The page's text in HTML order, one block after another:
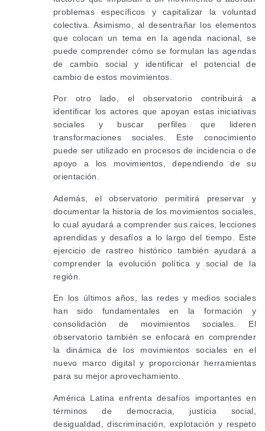
problemas específicos y capitalizar la voluntad
colectiva. Asimismo, al desentrañar los elementos
que colocan un tema en la agenda nacional, se
puede comprender cómo se formulan las agendas
de cambio social y identificar el potencial de
cambio de estos movimientos.
Por otro lado, el observatorio contribuirá a
identificar los actores que apoyan estas iniciativas
sociales y buscar perfiles que lideren
transformaciones sociales. Este conocimiento
puede ser utilizado en procesos de incidencia o de
apoyo a los movimientos, dependiendo de su
orientación.
Además, el observatorio permitirá preservar y
documentar la historia de los movimientos sociales,
lo cual ayudará a comprender sus raíces, lecciones
aprendidas y desafíos a lo largo del tiempo. Este
ejercicio de rastreo histórico también ayudará a
comprender la evolución política y social de la
región.
En los últimos años, las redes y medios sociales
han sido fundamentales en la formación y
consolidación de movimientos sociales. El
observatorio también se enfocará en comprender
la dinámica de los movimientos sociales en el
nuevo marco digital y proporcionar herramientas
para su mejor aprovechamiento.
América Latina enfrenta desafíos importantes en
términos de democracia, justicia social,
desigualdad, discriminación, explotación y respeto